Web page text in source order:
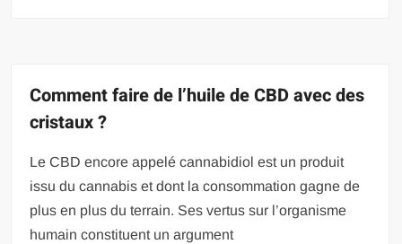
Comment faire de l’huile de CBD avec des
cristaux ?
Le CBD encore appelé cannabidiol est un produit
issu du cannabis et dont la consommation gagne de
plus en plus du terrain. Ses vertus sur l’organisme
humain constituent un argument